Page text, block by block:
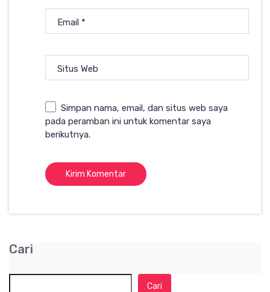
Email *
Situs Web
Simpan nama, email, dan situs web saya
pada peramban ini untuk komentar saya
berikutnya.
Cari
Cari